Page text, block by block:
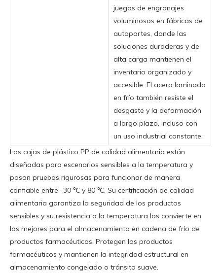
juegos de engranajes
voluminosos en fábricas de
autopartes, donde las
soluciones duraderas y de
alta carga mantienen el
inventario organizado y
accesible. El acero laminado
en frío también resiste el
desgaste y la deformación
a largo plazo, incluso con
un uso industrial constante.
Las cajas de plástico PP de calidad alimentaria están
diseñadas para escenarios sensibles a la temperatura y
pasan pruebas rigurosas para funcionar de manera
confiable entre -30 ℃ y 80 ℃. Su certificación de calidad
alimentaria garantiza la seguridad de los productos
sensibles y su resistencia a la temperatura los convierte en
los mejores para el almacenamiento en cadena de frío de
productos farmacéuticos. Protegen los productos
farmacéuticos y mantienen la integridad estructural en
almacenamiento congelado o tránsito suave.